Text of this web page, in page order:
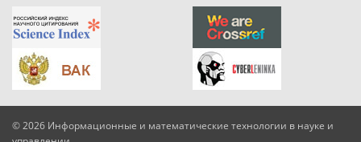
© 2026 Информационные и математические технологии в науке и